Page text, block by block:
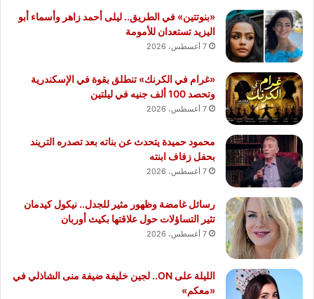
«بنوتتين» في الطريق.. ليلى أحمد زاهر وأسماء أبو
اليزيد تستعدان للأمومة
7 أغسطس، 2026
«غرام في الكرنك» تنطلق بقوة في الإسكندرية
وتحصد 100 ألف جنيه في ليلتين
7 أغسطس، 2026
محمود حميدة يتحدث عن بناته بعد تصدره التريند
بحفل زفاف ابنته
7 أغسطس، 2026
رسائل غامضة وظهور مثير للجدل.. نيكول كيدمان
تثير التساؤلات حول علاقتها بكيث أوربان
7 أغسطس، 2026
الليلة على ON.. لجين خليفة ضيفة منى الشاذلي في
«معكم»